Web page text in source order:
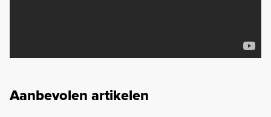
Aanbevolen artikelen